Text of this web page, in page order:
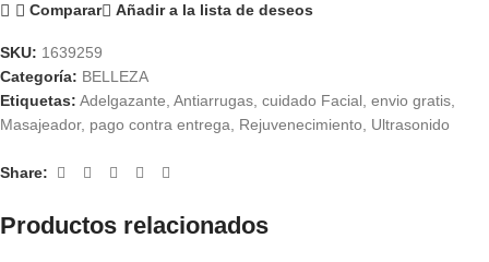
Comparar Añadir a la lista de deseos
SKU: 1639259
Categoría: BELLEZA
Etiquetas: Adelgazante Antiarrugas cuidado Facial envio gratis
Masajeador, pago contra entrega Rejuvenecimiento Ultrasonido
Share:
Productos relacionados